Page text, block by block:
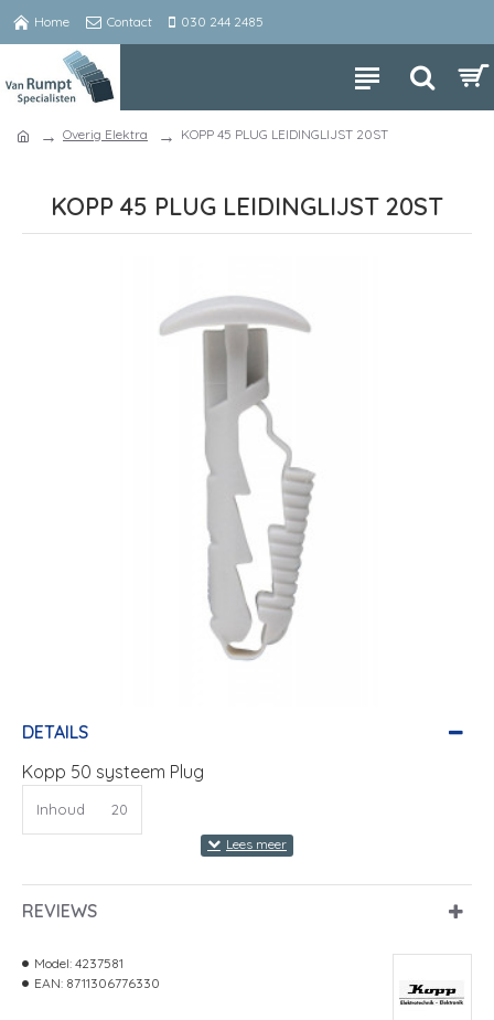
Home Contact 030 244 2485
Overig Elektra KOPP 45 PLUG LEIDINGLIJST 20ST
KOPP 45 PLUG LEIDINGLIJST 20ST
DETAILS
Kopp 50 systeem Plug
Inhoud 20
REVIEWS
Model: 4237581
EAN: 8711306776330